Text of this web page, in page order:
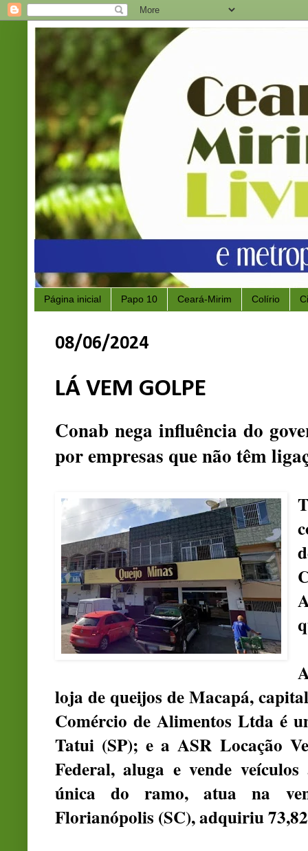
Página inicial Papo 10 Ceará-Mirim Colírio
08/06/2024
LÁ VEM GOLPE
Conab nega influência do
por empresas que não têm
loja de queijos de Macapá,
Comércio de Alimentos Ltda é
Tatui (SP); e a ASR Locação
Federal, aluga e vende
única do ramo, atua na
Florianópolis (SC), adquiriu